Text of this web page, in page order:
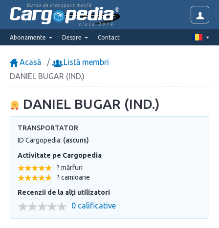
Bursa de transport marfă
since 2014
Abonamente Despre Contact
Acasă
Listă membri
DANIEL BUGAR (IND.)
DANIEL BUGAR (IND.)
TRANSPORTATOR
ID Cargopedia: (ascuns)
Activitate pe Cargopedia
? mărfuri
? camioane
Recenzii de la alți utilizatori
0 calificative